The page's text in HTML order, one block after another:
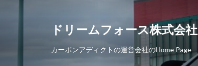
ドリームフォース株式会社
カーボンアディクトの運営会社のHome Page